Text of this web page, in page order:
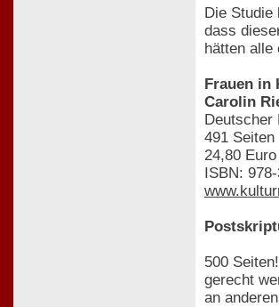
Die Studie
dass
hätten alle
Frauen in
Carolin
Deutscher
491 Seiten
24,80
ISBN:
500
gerecht
an